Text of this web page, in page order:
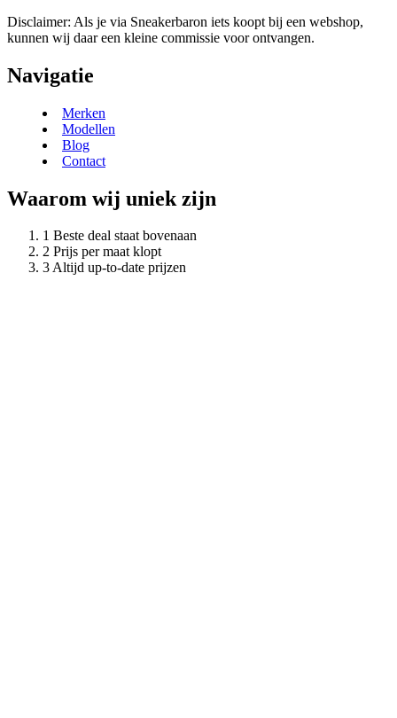
Disclaimer: Als je via Sneakerbaron iets koopt bij een webshop,
kunnen wij daar een kleine commissie voor ontvangen.
Navigatie
Merken
Modellen
Blog
Contact
Waarom wij uniek zijn
Beste deal staat bovenaan
Prijs per maat klopt
Altijd up-to-date prijzen